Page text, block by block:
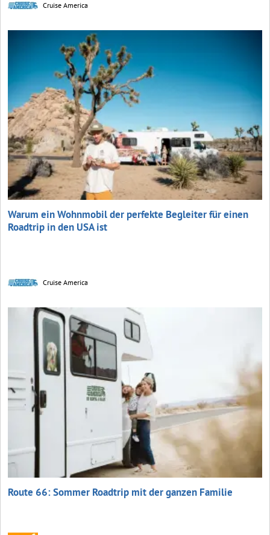
Cruise America
Warum ein Wohnmobil der perfekte Begleiter für einen
Roadtrip in den USA ist
Cruise America
Route 66: Sommer Roadtrip mit der ganzen Familie